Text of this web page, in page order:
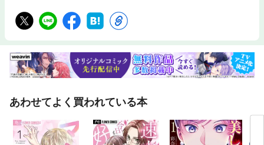
あわせてよく買われている本